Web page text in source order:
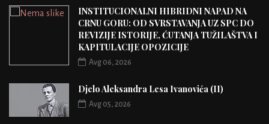
INSTITUCIONALNI HIBRIDNI NAPAD NA
CRNU GORU: OD SVRSTAVANJA UZ SPC DO
REVIZIJE ISTORIJE, ĆUTANJA TUŽILAŠTVA I
KAPITULACIJE OPOZICIJE
Avg 06, 2026
Djelo Aleksandra Lesa Ivanovića (II)
Avg 05, 2026